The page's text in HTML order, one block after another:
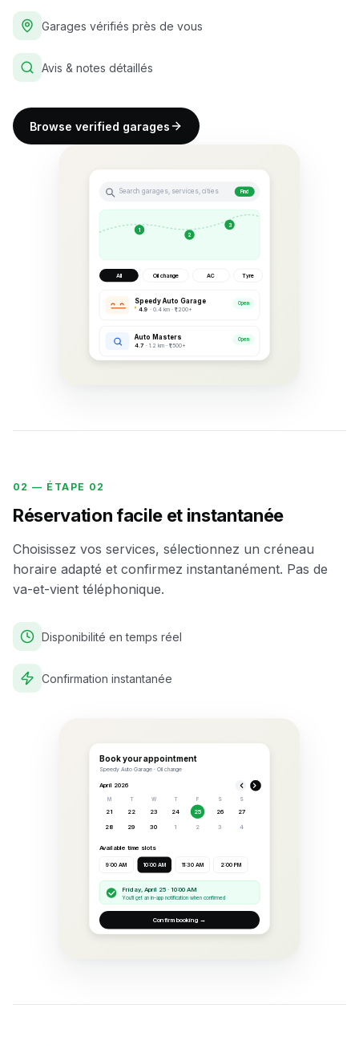
Garages vérifiés près de vous
Avis & notes détaillés
Browse verified garages
Search garages, services, cities Find
1
2
3
All Oil change AC Tyre
Speedy Auto Garage
4.9 · 0.4 km · ₹1,200+
Open
Auto Masters
4.7 · 1.2 km · ₹1,500+
Open
02 — ÉTAPE 02
Réservation facile et instantanée
Choisissez vos services, sélectionnez un créneau
horaire adapté et confirmez instantanément. Pas de
va-et-vient téléphonique.
Disponibilité en temps réel
Confirmation instantanée
Book your appointment
Speedy Auto Garage · Oil change
April 2026
M T W T F S S
21 22 23 24 25 26 27
28 29 30 1 2 3 4
Available time slots
9:00 AM 10:00 AM 11:30 AM 2:00 PM
Friday, April 25 · 10:00 AM
You'll get an in-app notification when confirmed
Confirm booking →